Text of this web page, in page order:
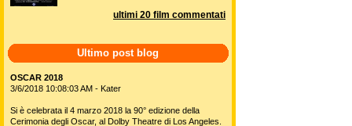
ultimi 20 film commentati
Ultimo post blog
OSCAR 2018
3/6/2018 10:08:03 AM - Kater
Si è celebrata il 4 marzo 2018 la 90° edizione della
Cerimonia degli Oscar, al Dolby Theatre di Los Angeles.